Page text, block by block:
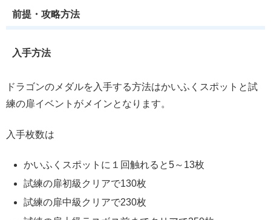
前提・攻略方法
入手方法
ドラゴンのメダルを入手する方法はかいふくスポットと試
練の扉イベントがメインとなります。
入手枚数は
かいふくスポットに１回触れると5～13枚
試練の扉初級クリアで130枚
試練の扉中級クリアで230枚